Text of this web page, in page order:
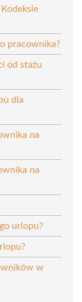
pracownika?
od stażu
dla
na
na
urlopu?
w